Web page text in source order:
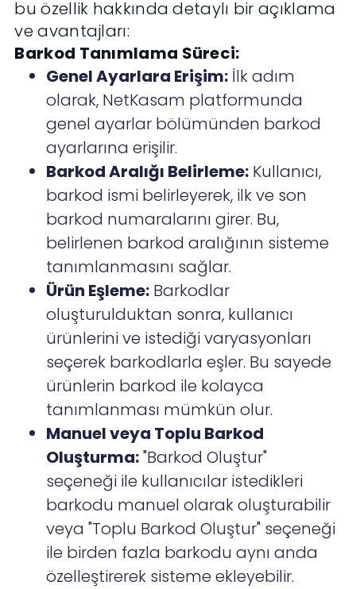
bu özellik hakkında detaylı bir açıklama
ve avantajları:
Barkod Tanımlama Süreci:
Genel Ayarlara Erişim: İlk adım
olarak, NetKasam platformunda
genel ayarlar bölümünden barkod
ayarlarına erişilir.
Barkod Aralığı Belirleme: Kullanıcı,
barkod ismi belirleyerek, ilk ve son
barkod numaralarını girer. Bu,
belirlenen barkod aralığının sisteme
tanımlanmasını sağlar.
Ürün Eşleme: Barkodlar
oluşturulduktan sonra, kullanıcı
ürünlerini ve istediği varyasyonları
seçerek barkodlarla eşler. Bu sayede
ürünlerin barkod ile kolayca
tanımlanması mümkün olur.
Manuel veya Toplu Barkod
Oluşturma:"Barkod Oluştur"
seçeneği ile kullanıcılar istedikleri
barkodu manuel olarak oluşturabilir
veya "Toplu Barkod Oluştur" seçeneği
ile birden fazla barkodu aynı anda
özelleştirerek sisteme ekleyebilir.